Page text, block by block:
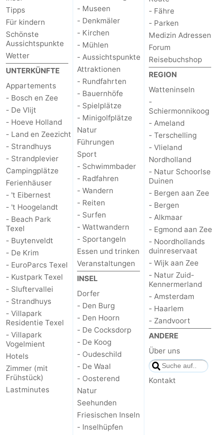
Schoorlse
Duinen
Bergen
aan
Zee
-
Bergen
-
Alkmaar
-
Egmond
aan
Zee
-
Noordhollands
duinreservaat
Wijk
aan
Zee
Natur
Zuid-
Kennermerland
-
Amsterdam
-
Haarlem
-
Zandvoort
Wetter
Kontakt
Tipps
Für kindern
Schönste
Aussichtspunkte
Wetter
UNTERKÜNFTE
Appartements
- Bosch en Zee
- De Vlijt
- Hoeve Holland
- Land en Zeezicht
- Strandhuys
- Strandplevier
Campingplätze
Ferienhäuser
- 't Eibernest
- 't Hoogelandt
- Beach Park
Texel
- Buytenveldt
- De Krim
- EuroParcs Texel
- Kustpark Texel
- Sluftervallei
- Strandhuys
- Villapark
Residentie Texel
- Villapark
Vogelmient
Hotels
Zimmer (mit
Frühstück)
Lastminutes
- Museen
- Denkmäler
- Kirchen
- Mühlen
- Aussichtspunkte
Attraktionen
- Rundfahrten
- Bauernhöfe
- Spielplätze
- Minigolfplätze
Natur
Führungen
Sport
- Schwimmbader
- Radfahren
- Wandern
- Reiten
- Surfen
- Wattwandern
- Sportangeln
Essen und trinken
Veranstaltungen
INSEL
Dorfer
- Den Burg
- Den Hoorn
- De Cocksdorp
- De Koog
- Oudeschild
- De Waal
- Oosterend
Natur
Seehunden
Friesischen Inseln
- Inselhüpfen
- Fähre
- Parken
Medizin Adressen
Forum
Reisebuchshop
REGION
Watteninseln
-
Schiermonnikoog
- Ameland
- Terschelling
- Vlieland
Nordholland
- Natur Schoorlse
Duinen
- Bergen aan Zee
- Bergen
- Alkmaar
- Egmond aan Zee
- Noordhollands
duinreservaat
- Wijk aan Zee
- Natur Zuid-
Kennermerland
- Amsterdam
- Haarlem
- Zandvoort
ANDERE
Über uns
Kontakt